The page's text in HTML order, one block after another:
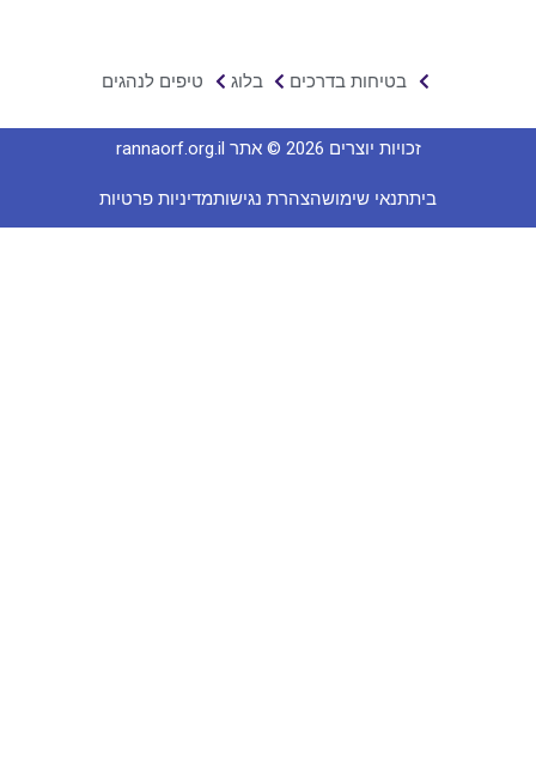
בטיחות בדרכים בלוג טיפים לנהגים
זכויות יוצרים 2026 © אתר rannaorf.org.il
תנאי שימושהצהרת נגישותמדיניות פרטיות